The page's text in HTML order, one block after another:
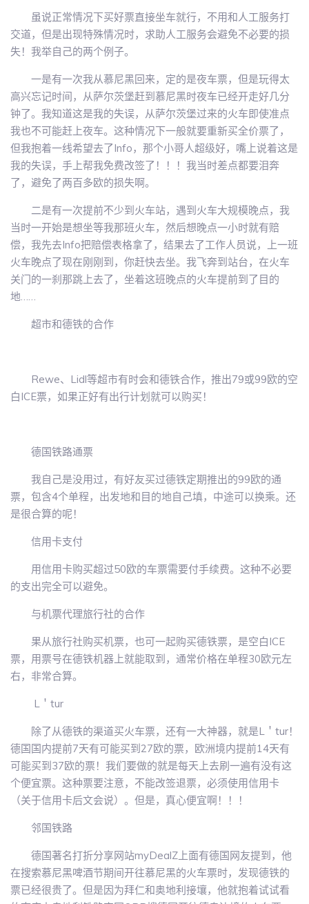
虽说正常情况下买好票直接坐车就行，不用和人工服务打
交道，但是出现特殊情况时，求助人工服务会避免不必要的损
失！我举自己的两个例子。
一是有一次我从慕尼黑回来，定的是夜车票，但是玩得太
高兴忘记时间，从萨尔茨堡赶到慕尼黑时夜车已经开走好几分
钟了。我知道这是我的失误，从萨尔茨堡过来的火车即使准点
我也不可能赶上夜车。这种情况下一般就要重新买全价票了，
但我抱着一线希望去了Info，那个小哥人超级好，嘴上说着这是
我的失误，手上帮我免费改签了！！！我当时差点都要泪奔
了，避免了两百多欧的损失啊。
二是有一次提前不少到火车站，遇到火车大规模晚点，我
当时一开始是想坐等我那班火车，然后想晚点一小时就有赔
偿，我先去Info把赔偿表格拿了，结果去了工作人员说，上一班
火车晚点了现在刚刚到，你赶快去坐。我飞奔到站台，在火车
关门的一刹那跳上去了，坐着这班晚点的火车提前到了目的
地……
超市和德铁的合作
Rewe、Lidl等超市有时会和德铁合作，推出79或99欧的空
白ICE票，如果正好有出行计划就可以购买！
德国铁路通票
我自己是没用过，有好友买过德铁定期推出的99欧的通
票，包含4个单程，出发地和目的地自己填，中途可以换乘。还
是很合算的呢！
信用卡支付
用信用卡购买超过50欧的车票需要付手续费。这种不必要
的支出完全可以避免。
与机票代理旅行社的合作
果从旅行社购买机票，也可一起购买德铁票，是空白ICE
票，用票号在德铁机器上就能取到，通常价格在单程30欧元左
右，非常合算。
L＇tur
除了从德铁的渠道买火车票，还有一大神器，就是L＇tur！
德国国内提前7天有可能买到27欧的票，欧洲境内提前14天有
可能买到37欧的票！我们要做的就是每天上去刷一遍有没有这
个便宜票。这种票要注意，不能改签退票，必须使用信用卡
（关于信用卡后文会说）。但是，真心便宜啊！！！
邻国铁路
德国著名打折分享网站myDealZ上面有德国网友提到，他
在搜索慕尼黑啤酒节期间开往慕尼黑的火车票时，发现德铁的
票已经很贵了。但是因为拜仁和奥地利接壤，他就抱着试试看